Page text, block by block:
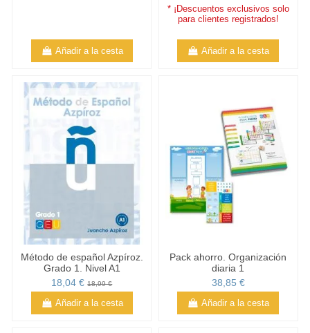
Añadir a la cesta
* ¡Descuentos exclusivos solo
para clientes registrados!
Añadir a la cesta
Método de español Azpíroz.
Grado 1. Nivel A1
18,04 €18,99 €
Añadir a la cesta
Pack ahorro. Organización
diaria 1
38,85 €
Añadir a la cesta